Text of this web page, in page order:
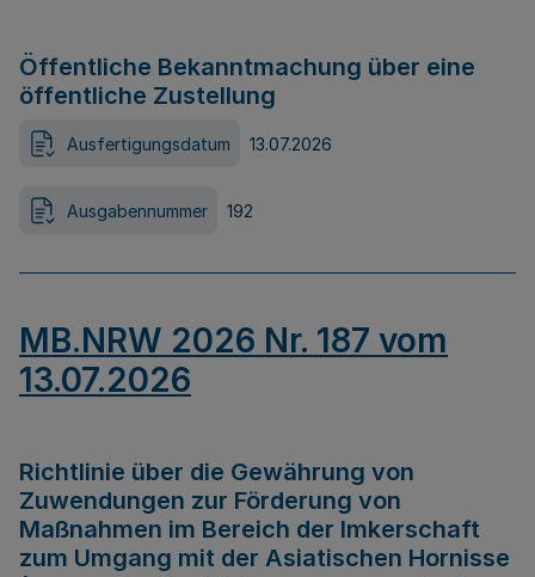
Öffentliche Bekanntmachung über eine
öffentliche Zustellung
Ausfertigungsdatum 13.07.2026
Ausgabennummer 192
MB.NRW 2026 Nr. 187 vom
13.07.2026
Richtlinie über die Gewährung von
Zuwendungen zur Förderung von
Maßnahmen im Bereich der Imkerschaft
zum Umgang mit der Asiatischen Hornisse